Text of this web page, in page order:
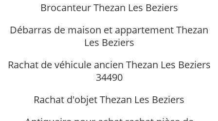
Brocanteur Thezan Les Beziers
Débarras de maison et appartement Thezan
Les Beziers
Rachat de véhicule ancien Thezan Les Beziers
34490
Rachat d'objet Thezan Les Beziers